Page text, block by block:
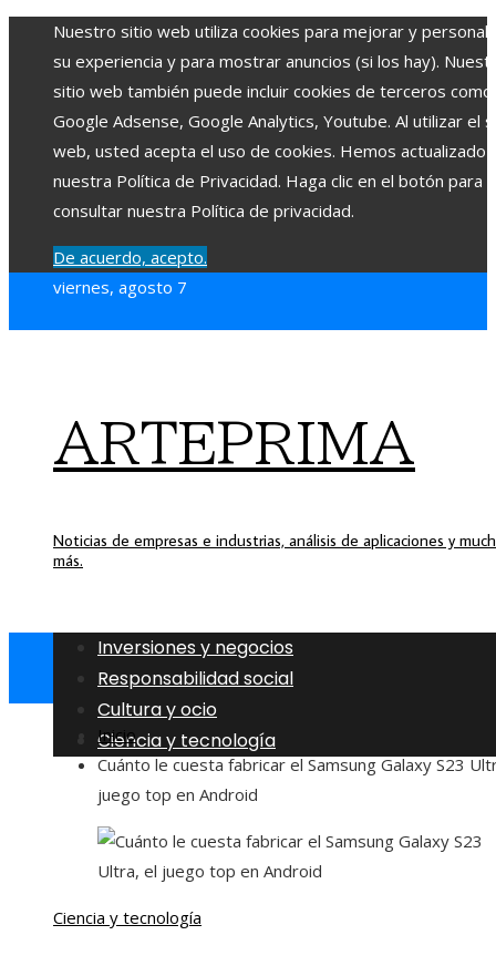
Nuestro sitio web utiliza cookies para mejorar y
su experiencia y para mostrar anuncios (si los hay).
sitio web también puede incluir cookies de terceros como
Google Adsense, Google Analytics, Youtube. Al utilizar el
web, usted acepta el uso de cookies. Hemos actualizado
nuestra Política de Privacidad. Haga clic en el botón para
consultar nuestra Política de privacidad.
De acuerdo, acepto.
viernes, agosto 7
ARTEPRIMA
Noticias de empresas e industrias, análisis de aplicaciones y
más.
Inversiones y negocios
Responsabilidad social
Cultura y ocio
Ciencia y tecnología
Inicio
Cuánto le cuesta fabricar el Samsung Galaxy S23
juego top en Android
Ciencia y tecnología